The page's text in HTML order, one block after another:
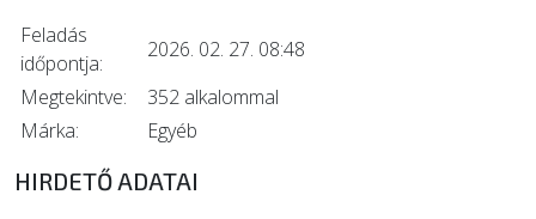
Feladás
időpontja:
2026. 02. 27. 08:48
Megtekintve:
352 alkalommal
Márka:
Egyéb
HIRDETŐ ADATAI